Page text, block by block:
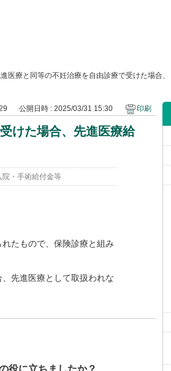
医療と同等の不妊治療を自由診療で受けた場合、
公開日時 : 2025/03/31 15:30 印刷
けた場合、先進医療給
院・手術給付金等
たもので、保険診療と組み
先進医療として取扱われな
役に立ちましたか？